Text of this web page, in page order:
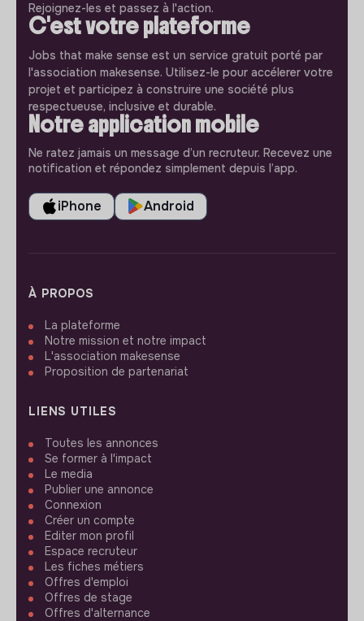
Rejoignez-les et passez à l'action.
C'est votre plateforme
Jobs that make sense est un service gratuit porté par
l'association makesense. Utilisez-le pour accélerer votre
projet et participez à construire une société plus
respectueuse, inclusive et durable.
Notre application mobile
Ne ratez jamais un message d’un recruteur. Recevez une
notification et répondez simplement depuis l’app.
iPhone Android
À PROPOS
La plateforme
Notre mission et notre impact
L'association makesense
Proposition de partenariat
LIENS UTILES
Toutes les annonces
Se former à l'impact
Le media
Publier une annonce
Connexion
Créer un compte
Editer mon profil
Espace recruteur
Les fiches métiers
Offres d'emploi
Offres de stage
Offres d'alternance